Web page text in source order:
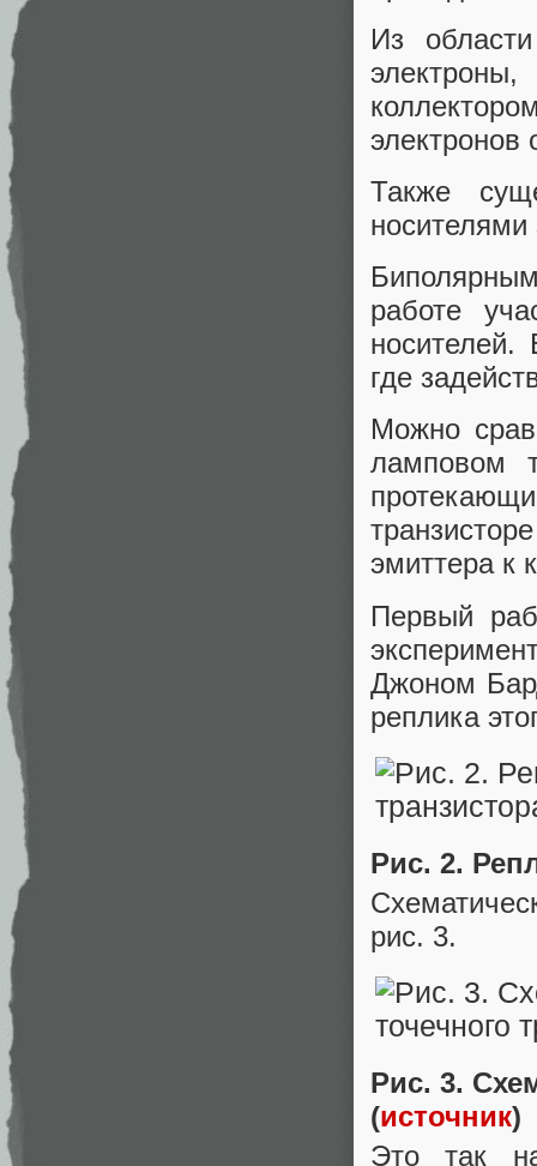
Из
электронов
Также
работе
где
Можно
ламповом
эмиттера к
Первый
Джоном
реплика
Рис. 2.
рис. 3.
Рис. 3.
(источник)
Это так